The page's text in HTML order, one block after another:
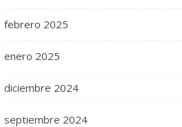
febrero 2025
enero 2025
diciembre 2024
septiembre 2024